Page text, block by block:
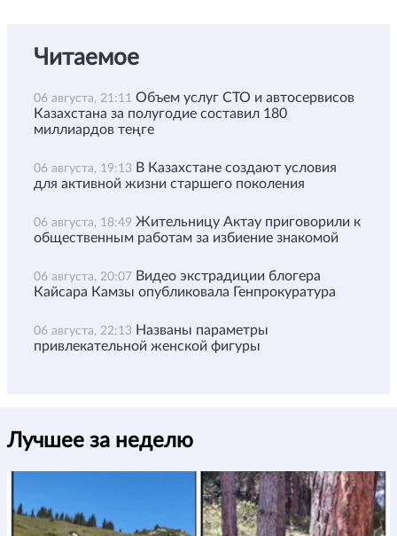
Читаемое
06 августа, 21:11 Объем услуг СТО и автосервисов
Казахстана за полугодие составил 180
миллиардов теңге
06 августа, 19:13 В Казахстане создают условия
для активной жизни старшего поколения
06 августа, 18:49 Жительницу Актау приговорили к
общественным работам за избиение знакомой
06 августа, 20:07 Видео экстрадиции блогера
Кайсара Камзы опубликовала Генпрокуратура
06 августа, 22:13 Названы параметры
привлекательной женской фигуры
Лучшее за неделю